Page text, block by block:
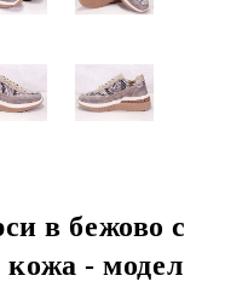
в бежово с
кожа - модел